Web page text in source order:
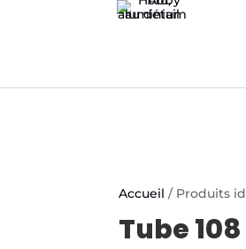
Accueil / Produits
Tube 108